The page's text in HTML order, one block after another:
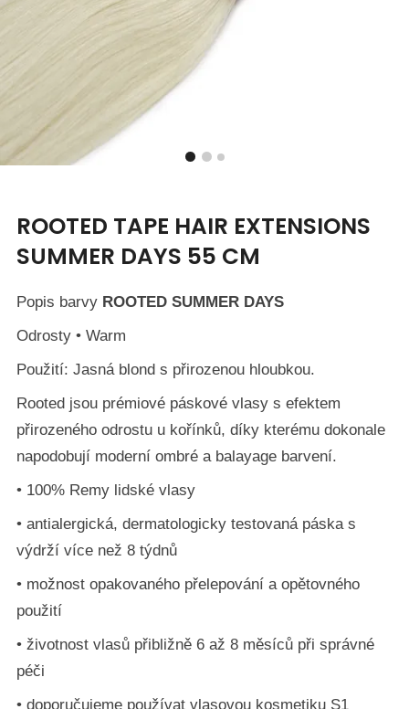
ROOTED TAPE HAIR EXTENSIONS
SUMMER DAYS 55 CM
Popis barvy ROOTED SUMMER DAYS
Odrosty • Warm
Použití: Jasná blond s přirozenou hloubkou.
Rooted jsou prémiové páskové vlasy s efektem
přirozeného odrostu u kořínků, díky kterému dokonale
napodobují moderní ombré a balayage barvení.
• 100% Remy lidské vlasy
• antialergická, dermatologicky testovaná páska s
výdrží více než 8 týdnů
• možnost opakovaného přelepování a opětovného
použití
• životnost vlasů přibližně 6 až 8 měsíců při správné
péči
• doporučujeme používat vlasovou kosmetiku S1